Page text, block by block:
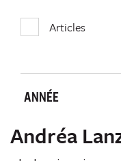
Articles
ANNÉE
Andréa